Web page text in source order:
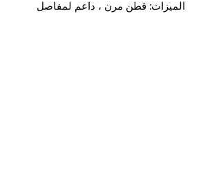
الميزات: قطن مرن ، داعم لمفاصل